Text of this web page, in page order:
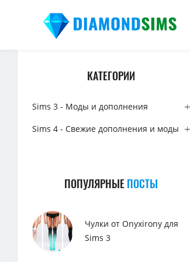
КАТЕГОРИИ
Sims 3 - Моды и дополнения
Sims 4 - Свежие дополнения и моды
ПОПУЛЯРНЫЕПОСТЫ
Чулки от Onyxirony для
Sims 3